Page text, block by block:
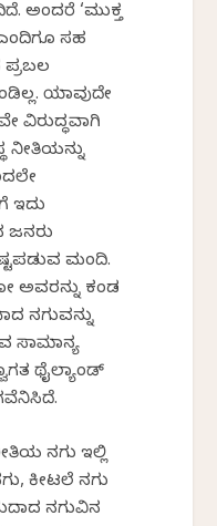
ಅಂದರೆ ‘ಮುಕ್ತ
ಸಹ
ಪ್ರಬಲ
ಯಾವುದೇ
ವಿರುದ್ಧವಾಗಿ
ನೀತಿಯನ್ನು
ಇದು
ಜನರು
ಮಂದಿ.
ಅವರನ್ನು ಕಂಡ
ನಗುವನ್ನು
ಸಾಮಾನ್ಯ
ಥೈಲ್ಯಾಂಡ್
ನಗು ಇಲ್ಲಿ
ಕೀಟಲೆ ನಗು
ನಗುವಿನ